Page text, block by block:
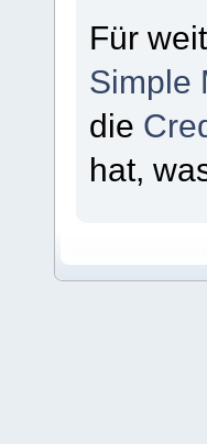
Für
Simple
die
hat,